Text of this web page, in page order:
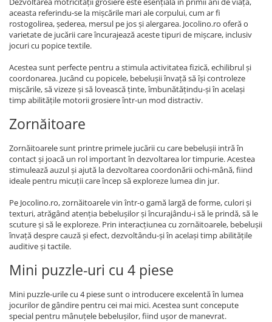
aceasta referindu-se la mișcările mari ale corpului, cum ar fi
rostogolirea, șederea, mersul pe jos și alergarea. Jocolino.ro oferă o
varietate de jucării care încurajează aceste tipuri de mișcare, inclusiv
jocuri cu popice textile.
Acestea sunt perfecte pentru a stimula activitatea fizică, echilibrul și
coordonarea. Jucând cu popicele, bebelușii învață să își controleze
mișcările, să vizeze și să lovească ținte, îmbunătățindu-și în același
timp abilitățile motorii grosiere într-un mod distractiv.
Zornăitoare
Zornăitoarele sunt printre primele jucării cu care bebelușii intră în
contact și joacă un rol important în dezvoltarea lor timpurie. Acestea
stimulează auzul și ajută la dezvoltarea coordonării ochi-mână, fiind
ideale pentru micuții care încep să exploreze lumea din jur.
Pe Jocolino.ro, zornăitoarele vin într-o gamă largă de forme, culori și
texturi, atrăgând atenția bebelușilor și încurajându-i să le prindă, să le
scuture și să le exploreze. Prin interacțiunea cu zornăitoarele, bebelușii
învață despre cauză și efect, dezvoltându-și în același timp abilitățile
auditive și tactile.
Mini puzzle-uri cu 4 piese
Mini puzzle-urile cu 4 piese sunt o introducere excelentă în lumea
jocurilor de gândire pentru cei mai mici. Acestea sunt concepute
special pentru mânuțele bebelușilor, fiind ușor de manevrat.